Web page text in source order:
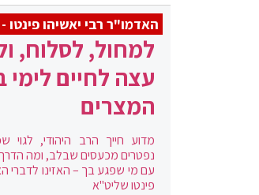
האדמו"ר רבי יאשיהו פינטו
למחול, לסלוח,
עצה לחיים לימי
המצרים
מדוע חייך הרב היהודי, לגוי
נפטרים מכעסים שבלב, ומה
עם מי שפגע בך – האזינו לדברי
פינטו שליט"א